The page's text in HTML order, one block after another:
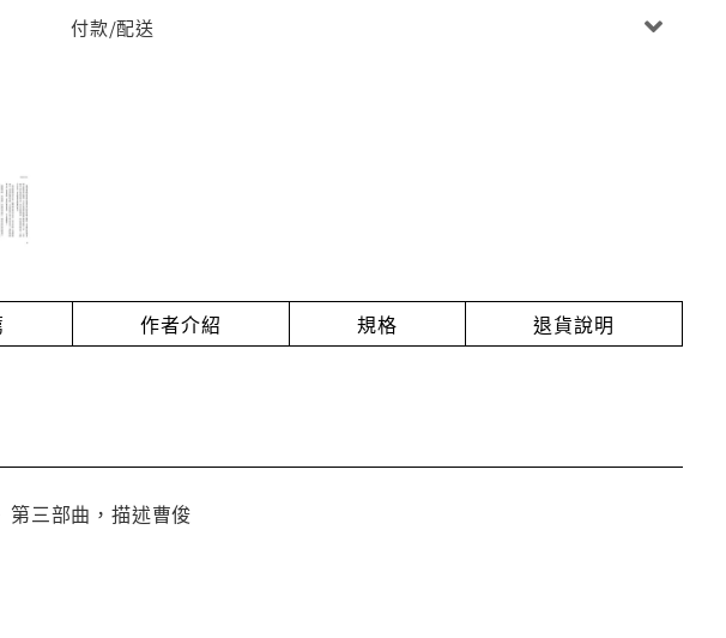
付款/配送
作者介紹 規格 退貨說明
三部曲，描述曹俊